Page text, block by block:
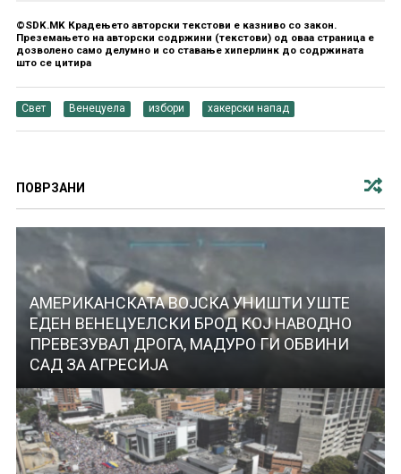
©SDK.MK Крадењето авторски текстови е казниво со закон.
Преземањето на авторски содржини (текстови) од оваа страница е
дозволено само делумно и со ставање хиперлинк до содржината
што се цитира
Свет Венецуела избори хакерски напад
ПОВРЗАНИ
АМЕРИКАНСКАТА ВОЈСКА УНИШТИ УШТЕ
ЕДЕН ВЕНЕЦУЕЛСКИ БРОД КОЈ НАВОДНО
ПРЕВЕЗУВАЛ ДРОГА, МАДУРО ГИ ОБВИНИ
САД ЗА АГРЕСИЈА